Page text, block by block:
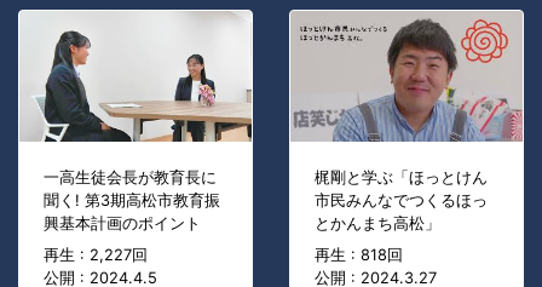
一高生徒会長が教育長に
聞く! 第3期高松市教育振
興基本計画のポイント
再生 : 2,227回
公開 : 2024.4.5
梶剛と学ぶ「ほっとけん
市民みんなでつくるほっ
とかんまち高松」
再生 : 818回
公開 : 2024.3.27